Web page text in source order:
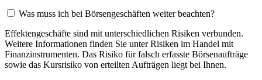
Was muss ich bei Börsengeschäften weiter beachten?
Effektengeschäfte sind mit unterschiedlichen Risiken verbunden.
Weitere Informationen finden Sie unter Risiken im Handel mit
Finanzinstrumenten. Das Risiko für falsch erfasste Börsenaufträge
sowie das Kursrisiko von erteilten Aufträgen liegt bei Ihnen.